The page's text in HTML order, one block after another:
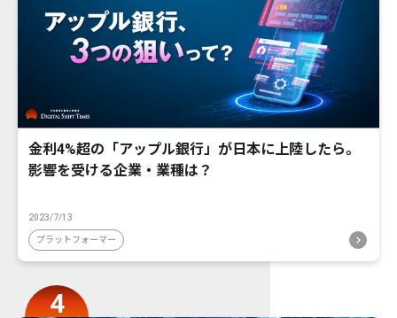
金利4%超の「アップル銀行」が日本に上陸したら。
影響を受ける企業・業種は？
2023/7/13
プラットフォーマー